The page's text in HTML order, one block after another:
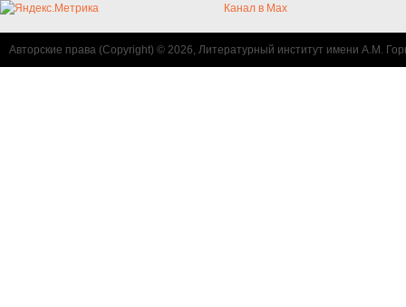
Канал в Max
Авторские права (Copyright) © 2026, Литературный институт имени А.М.